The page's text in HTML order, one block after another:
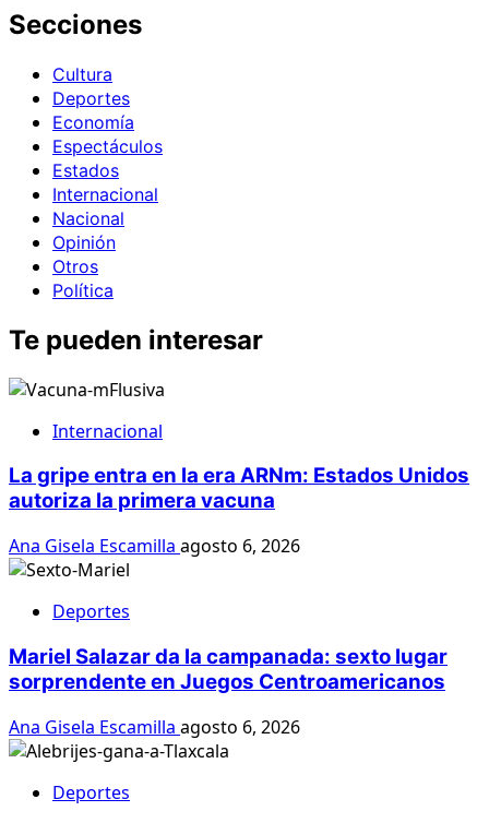
Secciones
Cultura
Deportes
Economía
Espectáculos
Estados
Internacional
Nacional
Opinión
Otros
Política
Te pueden interesar
Internacional
La gripe entra en la era ARNm: Estados Unidos
autoriza la primera vacuna
Ana Gisela Escamilla agosto 6, 2026
Deportes
Mariel Salazar da la campanada: sexto lugar
sorprendente en Juegos Centroamericanos
Ana Gisela Escamilla agosto 6, 2026
Deportes